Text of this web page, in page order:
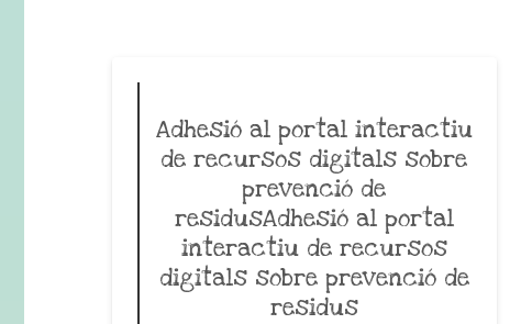
Adhesió al portal interactiu
de recursos digitals sobre
prevenció de
residusAdhesió al portal
interactiu de recursos
digitals sobre prevenció de
residus